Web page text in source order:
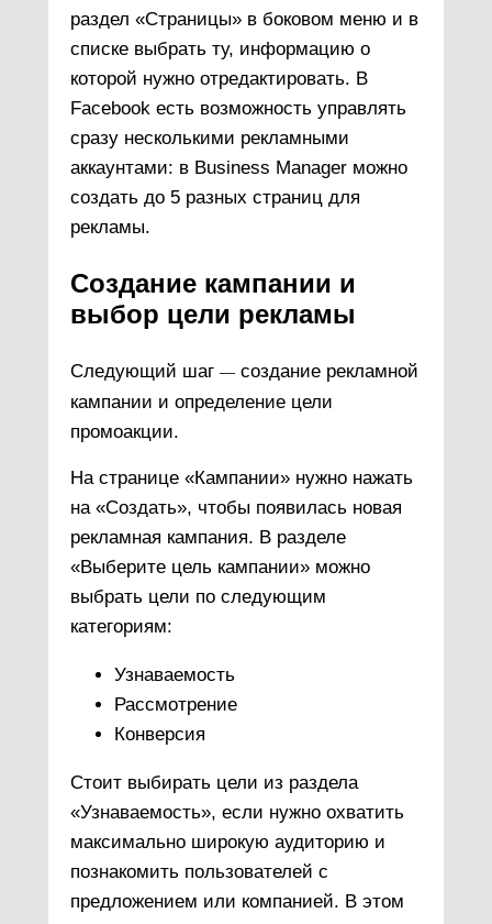
раздел «Страницы» в боковом меню и в
списке выбрать ту, информацию о
которой нужно отредактировать. В
Facebook есть возможность управлять
сразу несколькими рекламными
аккаунтами: в Business Manager можно
создать до 5 разных страниц для
рекламы.
Создание кампании и
выбор цели рекламы
Следующий шаг — создание рекламной
кампании и определение цели
промоакции.
На странице «Кампании» нужно нажать
на «Создать», чтобы появилась новая
рекламная кампания. В разделе
«Выберите цель кампании» можно
выбрать цели по следующим
категориям:
Узнаваемость
Рассмотрение
Конверсия
Стоит выбирать цели из раздела
«Узнаваемость», если нужно охватить
максимально широкую аудиторию и
познакомить пользователей с
предложением или компанией. В этом